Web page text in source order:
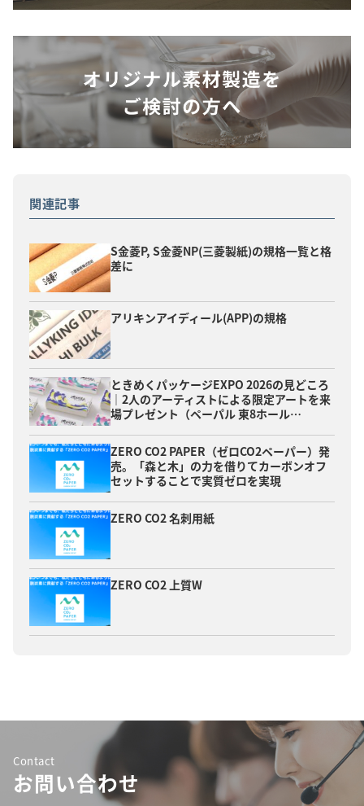
関連記事
S金菱P, S金菱NP(三菱製紙)の規格一覧と格
差に
アリキンアイディール(APP)の規格
ときめくパッケージEXPO 2026の見どころ
｜2人のアーティストによる限定アートを来
場プレゼント（ペーパル 東8ホール…
ZERO CO2 PAPER（ゼロCO2ペーパー）発
売。「森と木」の力を借りてカーボンオフ
セットすることで実質ゼロを実現
ZERO CO2 名刺用紙
ZERO CO2 上質W
Contact
お問い合わせ